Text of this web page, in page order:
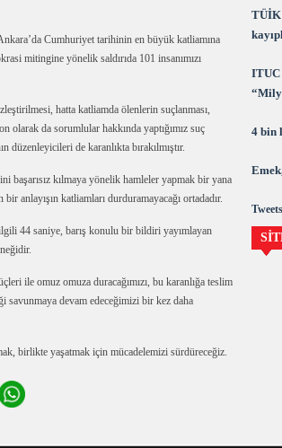
Cumhuriyet tarihinin en büyük katliamına
mitingine yönelik saldırıda 101 insanımızı
hatta katliamda ölenlerin suçlanması,
olarak da sorumlular hakkında yaptığımız suç
düzenleyicileri de karanlıkta bırakılmıştır.
başarısız kılmaya yönelik hamleler yapmak bir yana
anlayışın katliamları durduramayacağı ortadadır.
ilgili 44 saniye, barış konulu bir bildiri yayımlayan
ile omuz omuza duracağımızı, bu karanlığa teslim
savunmaya devam edeceğimizi bir kez daha
birlikte yaşatmak için mücadelemizi sürdüreceğiz.
TÜİK
ITUC
4 bin